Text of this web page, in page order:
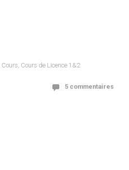
Cours, Cours de Licence 1&2
5 commentaires